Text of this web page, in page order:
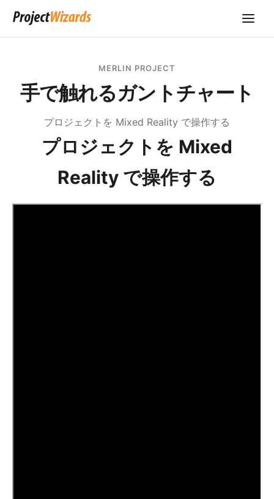
MERLIN PROJECT
手で触れるガントチャート
プロジェクトを Mixed Reality で操作する
プロジェクトを Mixed
Reality で操作する